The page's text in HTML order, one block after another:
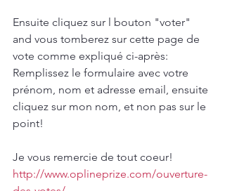
Ensuite cliquez sur l bouton "voter"
and vous tomberez sur cette page de
vote comme expliqué ci-après:
Remplissez le formulaire avec votre
prénom, nom et adresse email, ensuite
cliquez sur mon nom, et non pas sur le
point!
Je vous remercie de tout coeur!
http://www.oplineprize.com/ouverture-